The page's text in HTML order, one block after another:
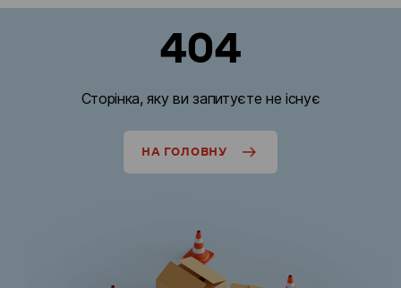
404
Сторінка, яку ви запитуєте не існує
НА ГОЛОВНУ